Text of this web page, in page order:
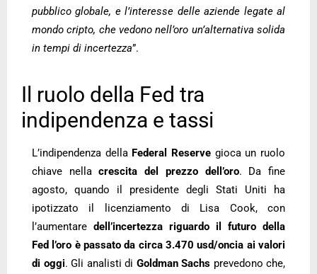
pubblico globale, e l’interesse delle aziende legate al
mondo cripto, che vedono nell’oro un’alternativa solida
in tempi di incertezza”.
Il ruolo della Fed tra
indipendenza e tassi
L’indipendenza della Federal Reserve gioca un ruolo
chiave nellacrescita del prezzo dell’oro. Da fine
agosto, quando il presidente degli Stati Uniti ha
ipotizzato il licenziamento di Lisa Cook, con
l’aumentare dell’incertezza riguardo il futuro della
Fed l’oro è passato da circa 3.470 usd/oncia ai valori
di oggi. Gli analisti di Goldman Sachs prevedono che,